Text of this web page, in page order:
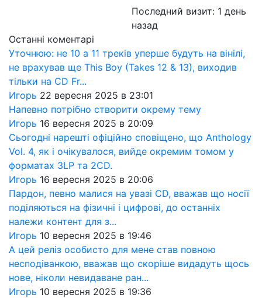
Последний визит: 1 день
назад
Останні коментарі
Уточнюю: не 10 а 11 треків уперше будуть на вінілі,
не врахував ще This Boy (Takes 12 & 13), виходив
тільки на CD Fr...
Игорь 22 вересня 2025 в 23:01
Напевно потрібно створити окрему тему
Игорь 16 вересня 2025 в 20:09
Сьогодні нарешті офіційно сповіщено, що Anthology
Vol. 4, як і очікувалося, вийде окремим томом у
форматах 3LP та 2CD.
Игорь 16 вересня 2025 в 20:06
Пардон, певно малися на увазі CD, вважав що носії
поділяються на фізичні і цифрові, до останніх
належи контент для з...
Игорь 10 вересня 2025 в 19:46
А цей реліз особисто для мене став повною
несподіванкою, вважав що скоріше видадуть щось
нове, ніколи невидаване ран...
Игорь 10 вересня 2025 в 19:36